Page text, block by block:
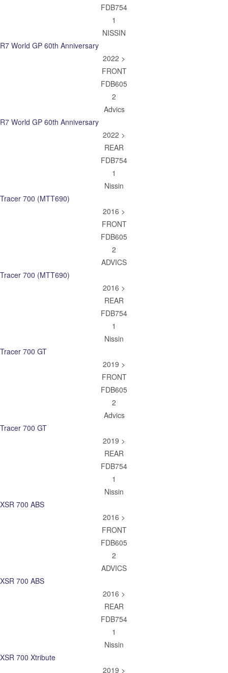
FDB754
1
NISSIN
R7 World GP 60th Anniversary
2022 >
FRONT
FDB605
2
Advics
R7 World GP 60th Anniversary
2022 >
REAR
FDB754
1
Nissin
Tracer 700 (MTT690)
2016 >
FRONT
FDB605
2
ADVICS
Tracer 700 (MTT690)
2016 >
REAR
FDB754
1
Nissin
Tracer 700 GT
2019 >
FRONT
FDB605
2
Advics
Tracer 700 GT
2019 >
REAR
FDB754
1
Nissin
XSR 700 ABS
2016 >
FRONT
FDB605
2
ADVICS
XSR 700 ABS
2016 >
REAR
FDB754
1
Nissin
XSR 700 Xtribute
2019 >